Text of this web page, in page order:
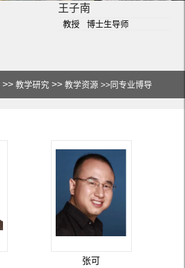
王子南
教授 博士生导师
>>教学研究 >>教学资源 >>同专业博导
张可